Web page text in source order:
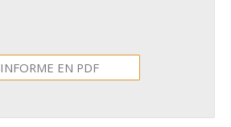
INFORME EN PDF